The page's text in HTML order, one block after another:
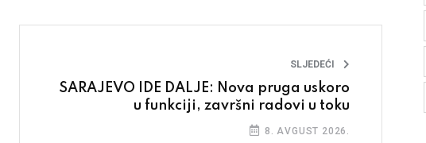
SLJEDEĆI
SARAJEVO IDE DALJE: Nova pruga uskoro
u funkciji, završni radovi u toku
8. AVGUST 2026.